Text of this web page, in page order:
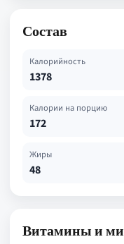
Состав
Калорийность
1378
Калории на порцию
172
Жиры
48
Витамины и